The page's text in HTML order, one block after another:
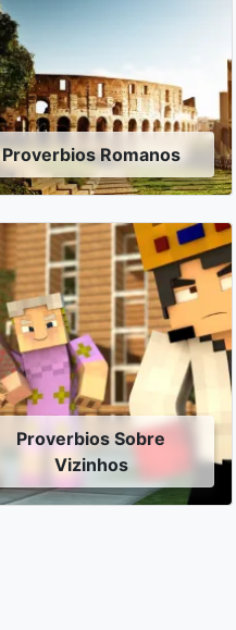
Proverbios Romanos
Proverbios Sobre
Vizinhos